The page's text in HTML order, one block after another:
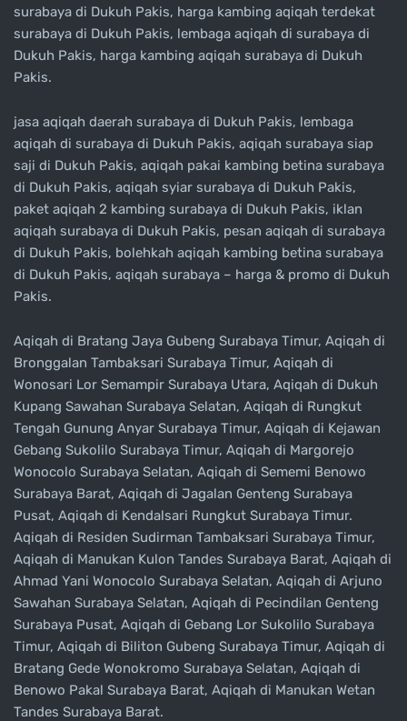
surabaya di Dukuh Pakis, harga kambing aqiqah terdekat
surabaya di Dukuh Pakis, lembaga aqiqah di surabaya di
Dukuh Pakis, harga kambing aqiqah surabaya di Dukuh
Pakis.
jasa aqiqah daerah surabaya di Dukuh Pakis, lembaga
aqiqah di surabaya di Dukuh Pakis, aqiqah surabaya siap
saji di Dukuh Pakis, aqiqah pakai kambing betina surabaya
di Dukuh Pakis, aqiqah syiar surabaya di Dukuh Pakis,
paket aqiqah 2 kambing surabaya di Dukuh Pakis, iklan
aqiqah surabaya di Dukuh Pakis, pesan aqiqah di surabaya
di Dukuh Pakis, bolehkah aqiqah kambing betina surabaya
di Dukuh Pakis, aqiqah surabaya – harga & promo di Dukuh
Pakis.
Aqiqah di Bratang Jaya Gubeng Surabaya Timur, Aqiqah di
Bronggalan Tambaksari Surabaya Timur, Aqiqah di
Wonosari Lor Semampir Surabaya Utara, Aqiqah di Dukuh
Kupang Sawahan Surabaya Selatan, Aqiqah di Rungkut
Tengah Gunung Anyar Surabaya Timur, Aqiqah di Kejawan
Gebang Sukolilo Surabaya Timur, Aqiqah di Margorejo
Wonocolo Surabaya Selatan, Aqiqah di Sememi Benowo
Surabaya Barat, Aqiqah di Jagalan Genteng Surabaya
Pusat, Aqiqah di Kendalsari Rungkut Surabaya Timur.
Aqiqah di Residen Sudirman Tambaksari Surabaya Timur,
Aqiqah di Manukan Kulon Tandes Surabaya Barat, Aqiqah di
Ahmad Yani Wonocolo Surabaya Selatan, Aqiqah di Arjuno
Sawahan Surabaya Selatan, Aqiqah di Pecindilan Genteng
Surabaya Pusat, Aqiqah di Gebang Lor Sukolilo Surabaya
Timur, Aqiqah di Biliton Gubeng Surabaya Timur, Aqiqah di
Bratang Gede Wonokromo Surabaya Selatan, Aqiqah di
Benowo Pakal Surabaya Barat, Aqiqah di Manukan Wetan
Tandes Surabaya Barat.